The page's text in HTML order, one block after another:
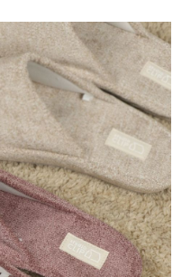
期」於每月結算日後寄送繳費提
條碼／台灣大直營門市／銀行轉
費。
（以下簡稱本公司）所提供，讓
務，並由商店將買賣／分期付款
司帳單繳交帳款。
約關係目的，商店將以您的個人
大哥大進項蒐集、處理及利用，
確認、核對及更正。
https://oppay.tw/userRule
可結帳。
，將跳轉至「AFTEE先享後付」
可完成結帳。
訊。
訊中的連結，可透過四大超商／
視為交易完成。
，但若您需要取消訂單，請聯絡
仍視為有效，需透過AFTEE先享
之結帳頁面顯示為準，若有關於
疑問，請聯繫「AFTEE先享後付
support/home
費
費
費